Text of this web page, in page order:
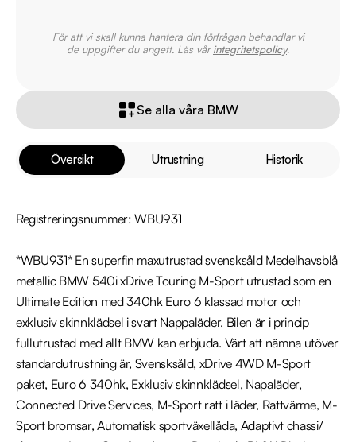
Översikt Utrustning Historik
Registreringsnummer: WBU931
*WBU931* En superfin maxutrustad svensksåld Medelhavsblå
metallic BMW 540i xDrive Touring M-Sport utrustad som en
Ultimate Edition med 340hk Euro 6 klassad motor och
exklusiv skinnklädsel i svart Nappaläder. Bilen är i princip
fullutrustad med allt BMW kan erbjuda. Värt att nämna utöver
standardutrustning är, Svensksåld, xDrive 4WD M-Sport
paket, Euro 6 340hk, Exklusiv skinnklädsel, Napaläder,
Connected Drive Services, M-Sport ratt i läder, Rattvärme, M-
Sport bromsar, Automatisk sportväxellåda, Adaptivt chassi/
För att vi skall kunna hantera din förfrågan behandlar vi
de uppgifter du angett. Läs vårintegritetspolicy.
Se alla våra BMW